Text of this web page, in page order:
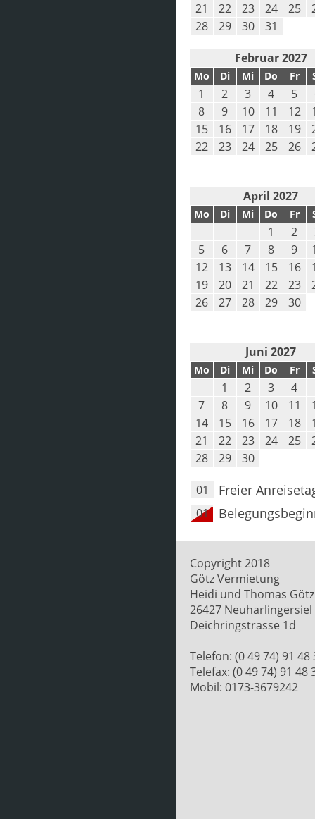
21
22 23 24 25
28
29 30 31
Februar 2027
Mo Di Mi Do Fr
1 2 3 4 5
8
9 10 11 12
15
16 17 18 19
22
23 24 25 26
April 2027
Mo Di Mi Do Fr
1 2
5
6 7 8 9
12
13 14 15 16
19
20 21 22 23
26
27 28 29 30
Juni 2027
Mo Di Mi Do Fr
1 2 3 4
7
8 9 10 11
14
15 16 17 18
21
22 23 24 25
28
29 30
01 Freier
01
Copyright 2018
Götz Vermietung
Heidi und Thomas Götz
26427 Neuharlingersiel
Deichringstrasse 1d
Telefon: (0 49 74) 91 48
Telefax: (0 49 74) 91 48
Mobil: 0173-3679242